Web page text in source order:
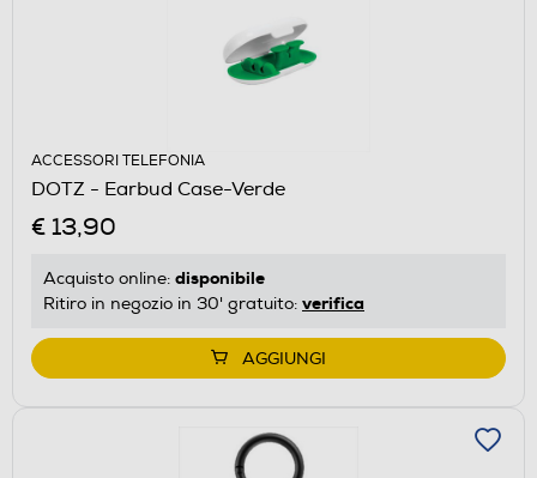
ACCESSORI TELEFONIA
DOTZ - Earbud Case-Verde
€ 13,90
Acquisto online: disponibile
Ritiro in negozio in 30' gratuito: verifica
AGGIUNGI